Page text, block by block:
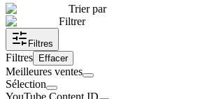
Trier par
Filtrer
Filtres
Filtres Effacer
Meilleures ventes
Sélection
YouTube Content ID